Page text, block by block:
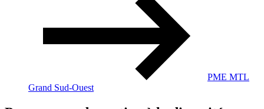
PME MTL
Grand Sud-Ouest